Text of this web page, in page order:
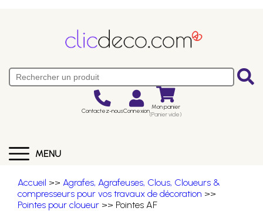
Contactez-nousConnexion Mon panier
(Panier vide)
MENU
Accueil >> Agrafes, Agrafeuses, Clous, Cloueurs &
compresseurs pour vos travaux de décoration >>
Pointes pour cloueur >> Pointes AF